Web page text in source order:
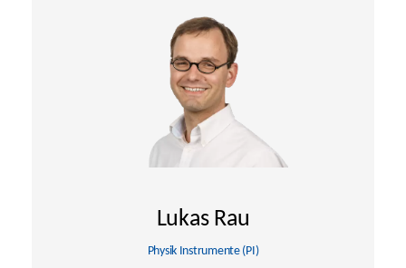
Lukas Rau
Physik Instrumente (PI)